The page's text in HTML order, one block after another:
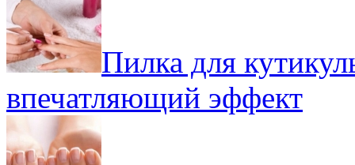
Пилка для
впечатляющий эффект